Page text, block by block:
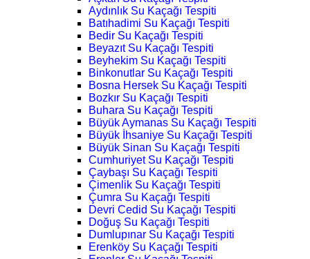
Aydınlık Su Kaçağı Tespiti
Batıhadimi Su Kaçağı Tespiti
Bedir Su Kaçağı Tespiti
Beyazıt Su Kaçağı Tespiti
Beyhekim Su Kaçağı Tespiti
Binkonutlar Su Kaçağı Tespiti
Bosna Hersek Su Kaçağı Tespiti
Bozkır Su Kaçağı Tespiti
Buhara Su Kaçağı Tespiti
Büyük Aymanas Su Kaçağı Tespiti
Büyük İhsaniye Su Kaçağı Tespiti
Büyük Sinan Su Kaçağı Tespiti
Cumhuriyet Su Kaçağı Tespiti
Çaybaşı Su Kaçağı Tespiti
Çimenlik Su Kaçağı Tespiti
Çumra Su Kaçağı Tespiti
Devri Cedid Su Kaçağı Tespiti
Doğuş Su Kaçağı Tespiti
Dumlupınar Su Kaçağı Tespiti
Erenköy Su Kaçağı Tespiti